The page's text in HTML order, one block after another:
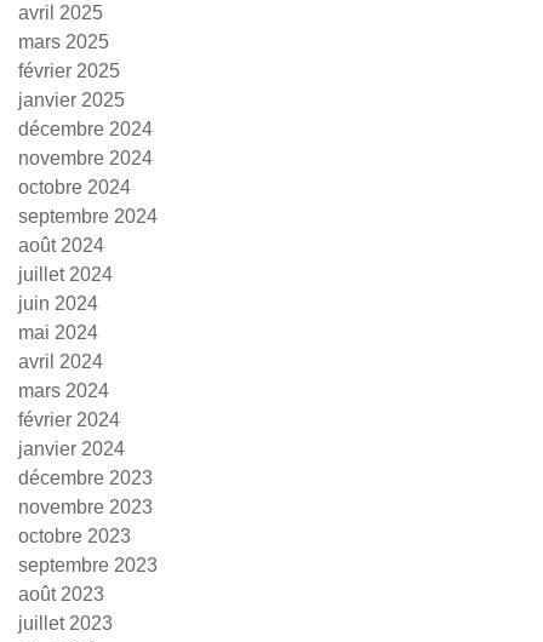
avril 2025
mars 2025
février 2025
janvier 2025
décembre 2024
novembre 2024
octobre 2024
septembre 2024
août 2024
juillet 2024
juin 2024
mai 2024
avril 2024
mars 2024
février 2024
janvier 2024
décembre 2023
novembre 2023
octobre 2023
septembre 2023
août 2023
juillet 2023